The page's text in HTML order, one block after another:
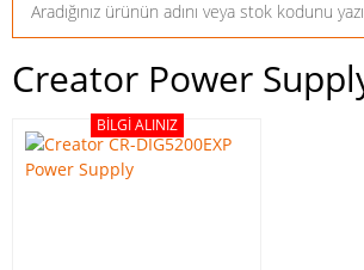
Creator Power
BILGI ALINIZ